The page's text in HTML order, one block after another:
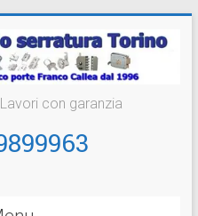
con garanzia